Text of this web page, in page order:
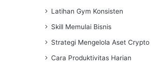
Latihan Gym Konsisten
Skill Memulai Bisnis
Strategi Mengelola Aset Crypto
Cara Produktivitas Harian